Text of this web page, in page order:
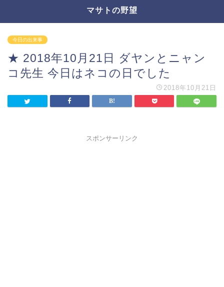
マサトの野望
今日の出来事
★ 2018年10月21日 ダヤンとニャン
コ先生 今日はネコの日でした
2018年10月21日
スポンサーリンク